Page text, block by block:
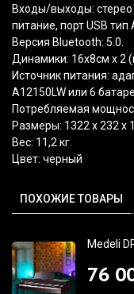
Входы/выходы: стерео
питание, порт USB
Версия Bluetooth: 5.0.
Динамики: 16х8см х 2
Источник питания:
A12150LW или 6
Потребляемая
Размеры: 1322 х 232 х
Вес: 11,2 кг.
Цвет: черный
ПОХОЖИЕ ТОВАРЫ
Medeli
76